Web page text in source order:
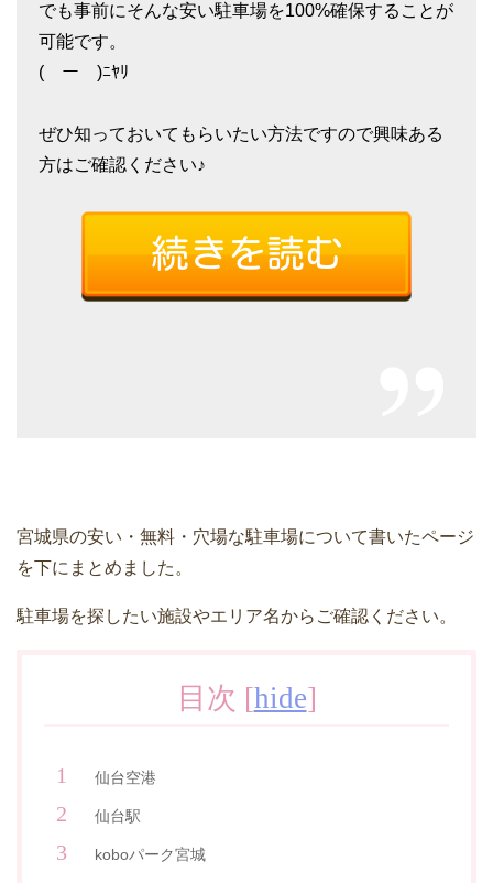
でも事前にそんな安い駐車場を100%確保することが
可能です。
(￣ー￣)ﾆﾔﾘ
ぜひ知っておいてもらいたい方法ですので興味ある
方はご確認ください♪
宮城県の安い・無料・穴場な駐車場について書いたページ
を下にまとめました。
駐車場を探したい施設やエリア名からご確認ください。
目次 [hide]
仙台空港
仙台駅
koboパーク宮城